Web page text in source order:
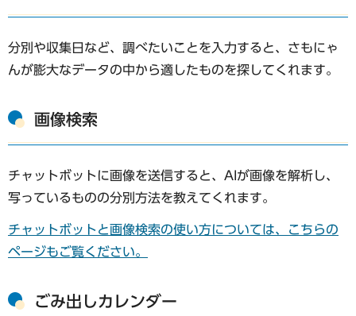
分別や収集日など、調べたいことを入力すると、さもにゃ
んが膨大なデータの中から適したものを探してくれます。
画像検索
チャットボットに画像を送信すると、AIが画像を解析し、
写っているものの分別方法を教えてくれます。
チャットボットと画像検索の使い方については、こちらの
ページもご覧ください。
ごみ出しカレンダー